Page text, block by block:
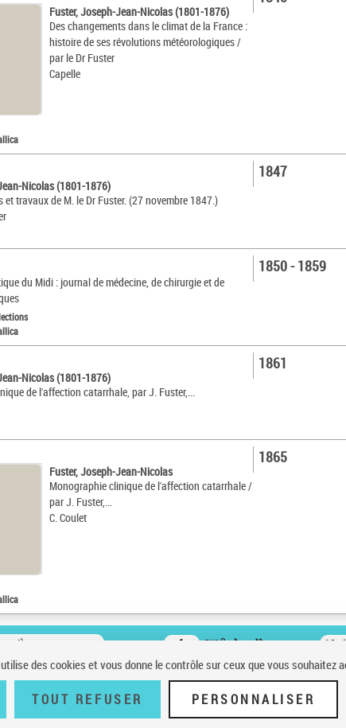
Fuster, Joseph-Jean-Nicolas (1801-1876)
Des changements dans le climat de la France :
histoire de ses révolutions météorologiques /
par le Dr Fuster
Capelle
Nicolas (1801-1876)
et travaux de M. le Dr Fuster. (27 novembre 1847.)
1847
du Midi : journal de médecine, de chirurgie et de
1850 - 1859
Nicolas (1801-1876)
de l'affection catarrhale, par J. Fuster,...
1861
Fuster, Joseph-Jean-Nicolas
Monographie clinique de l'affection catarrhale /
par J. Fuster,...
C. Coulet
1865
sur 2 10
BnF | Accessibilité (non conforme) | V 23.1.0
des cookies et vous donne le contrôle sur ceux que vous souhaitez
TOUT REFUSER PERSONNALISER